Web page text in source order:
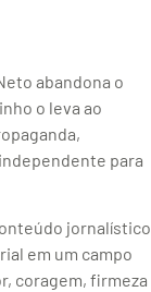
abandona o
o leva ao
para
jornalístico
em um campo
coragem, firmeza